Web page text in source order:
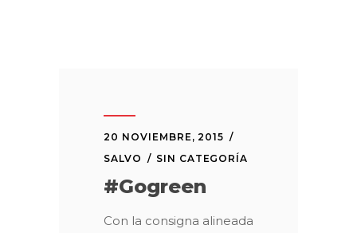
20 NOVIEMBRE, 2015
SALVO
SIN CATEGORÍA
#Gogreen
Con la consigna alineada